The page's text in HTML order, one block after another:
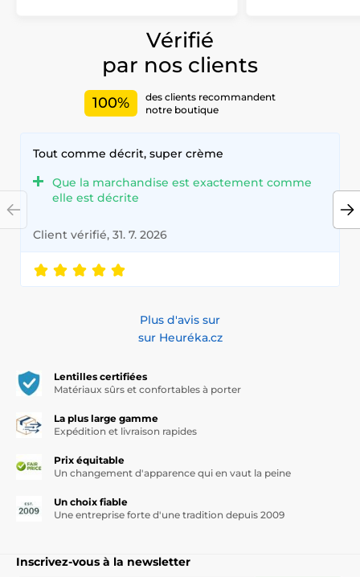
Vérifié
par nos clients
100%
des clients recommandent
notre boutique
Tout comme décrit, super crème
Que la marchandise est exactement comme
elle est décrite
Client vérifié, 31. 7. 2026
Plus d'avis sur
sur Heuréka.cz
Lentilles certifiées
Matériaux sûrs et confortables à porter
La plus large gamme
Expédition et livraison rapides
Prix équitable
Un changement d'apparence qui en vaut la peine
Un choix fiable
Une entreprise forte d'une tradition depuis 2009
Inscrivez-vous à la newsletter